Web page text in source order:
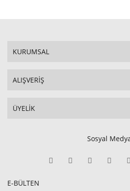
KURUMSAL
ALIŞVERİŞ
ÜYELİK
Sosyal
E-BÜLTEN